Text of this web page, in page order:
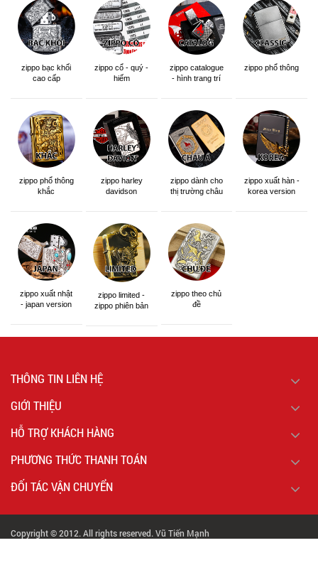
zippo bạc khối
cao cấp
zippo cổ - quý -
hiếm
zippo catalogue
- hình trang trí
zippo phổ thông
zippo phổ thông
khắc
zippo harley
davidson
zippo dành cho
thị trường châu
zippo xuất hàn -
korea version
zippo xuất nhật
- japan version
zippo limited -
zippo phiên bản
zippo theo chủ
đề
THÔNG TIN LIÊN HỆ
GIỚI THIỆU
HỖ TRỢ KHÁCH HÀNG
PHƯƠNG THỨC THANH TOÁN
ĐỐI TÁC VẬN CHUYỂN
Copyright © 2012. All rights reserved. Vũ Tiến Mạnh